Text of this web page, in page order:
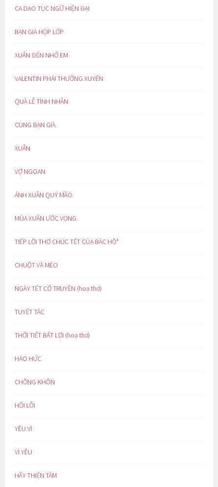
CA DAO TỤC NGỮ HIỆN ĐẠI
BẠN GIÀ HỌP LỚP
XUÂN ĐẾN NHỚ EM
VALENTIN PHẢI THƯỜNG XUYÊN
QUÀ LỄ TÌNH NHÂN
CÙNG BẠN GIÀ
XUÂN
VỢ NGOAN
ÁNH XUÂN QUÝ MÃO
MÙA XUÂN ƯỚC VỌNG
TIẾP LỜI THƠ CHÚC TẾT CỦA BÁC HỒ*
CHUỘT VÀ MÈO
NGÀY TẾT CỔ TRUYỀN (hoạ thơ)
TUYỆT TÁC
THỜI TIẾT BẤT LỢI (hoạ thơ)
HÁO HỨC
CHỒNG KHÔN
HỐI LỖI
YÊU VÌ
VÌ YÊU
HÃY THIỆN TÂM